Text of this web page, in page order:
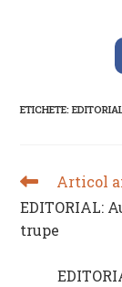
ETICHETE:
READ
ARTICLES
Articol
EDITORIAL:
trupe